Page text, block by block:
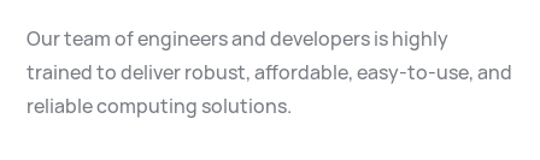
Blog
Acerca de
Our team of engineers and developers is highly
trained to deliver robust, affordable, easy-to-use, and
reliable computing solutions.